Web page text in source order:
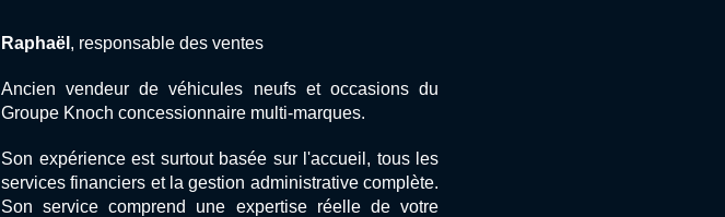
Raphaël , responsable des ventes
Ancien vendeur de véhicules neufs et occasions du
Groupe Knoch concessionnaire multi-marques.
Son expérience est surtout basée sur l'accueil, tous les
services financiers et la gestion administrative complète.
Son service comprend une expertise réelle de votre